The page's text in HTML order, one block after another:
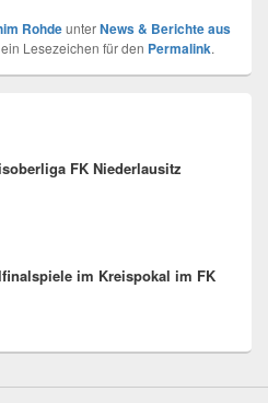
RohdeunterNews & Berichte aus
Lesezeichen für den Permalink.
FK Niederlausitz
im Kreispokal im FK